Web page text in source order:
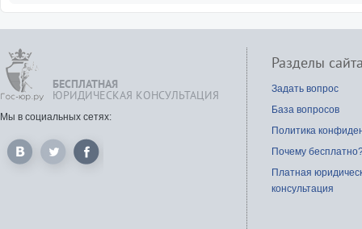
БЕСПЛАТНАЯ
ЮРИДИЧЕСКАЯ КОНСУЛЬТАЦИЯ
Мы в социальных сетях:
Разделы
Задать вопрос
База вопросов
Политика
Почему
Платная
консультация